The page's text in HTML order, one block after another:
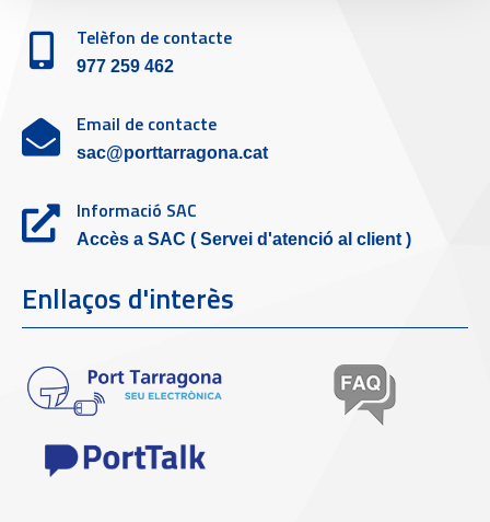
Telèfon de contacte
977 259 462
Email de contacte
sac@porttarragona.cat
Informació SAC
Accès a SAC ( Servei d'atenció al client )
Enllaços d'interès